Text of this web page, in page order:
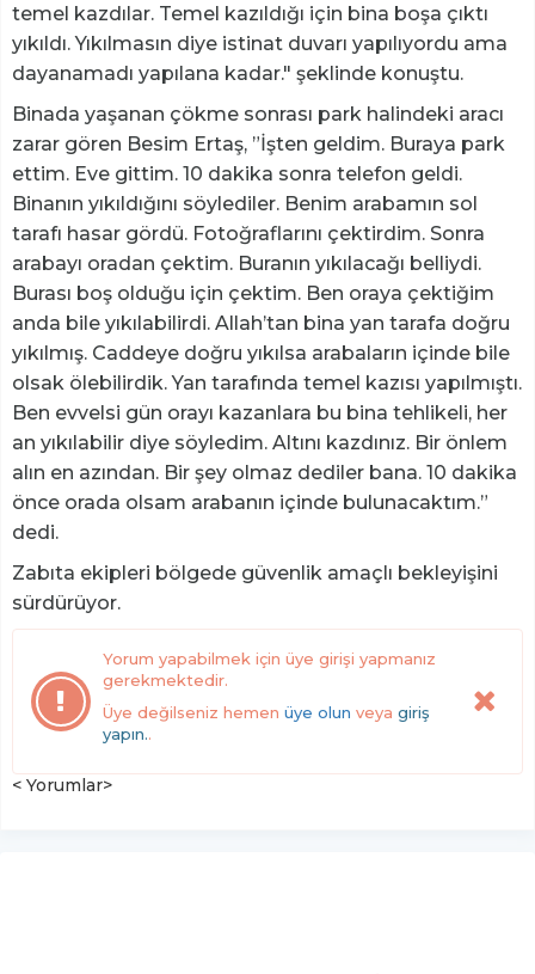
temel kazdılar. Temel kazıldığı için bina boşa çıktı
yıkıldı. Yıkılmasın diye istinat duvarı yapılıyordu ama
dayanamadı yapılana kadar." şeklinde konuştu.
Binada yaşanan çökme sonrası park halindeki aracı
zarar gören Besim Ertaş, ”İşten geldim. Buraya park
ettim. Eve gittim. 10 dakika sonra telefon geldi.
Binanın yıkıldığını söylediler. Benim arabamın sol
tarafı hasar gördü. Fotoğraflarını çektirdim. Sonra
arabayı oradan çektim. Buranın yıkılacağı belliydi.
Burası boş olduğu için çektim. Ben oraya çektiğim
anda bile yıkılabilirdi. Allah’tan bina yan tarafa doğru
yıkılmış. Caddeye doğru yıkılsa arabaların içinde bile
olsak ölebilirdik. Yan tarafında temel kazısı yapılmıştı.
Ben evvelsi gün orayı kazanlara bu bina tehlikeli, her
an yıkılabilir diye söyledim. Altını kazdınız. Bir önlem
alın en azından. Bir şey olmaz dediler bana. 10 dakika
önce orada olsam arabanın içinde bulunacaktım.”
dedi.
Zabıta ekipleri bölgede güvenlik amaçlı bekleyişini
sürdürüyor.
Yorum yapabilmek için üye girişi yapmanız
gerekmektedir.
Üye değilseniz hemen üye olun veya giriş
yapın..
< Yorumlar>